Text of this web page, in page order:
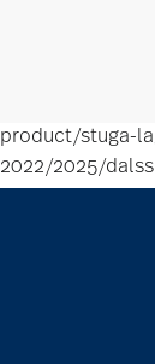
product/stuga-
2022/2025/